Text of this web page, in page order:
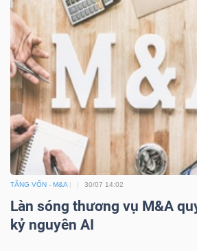
TĂNG VỐN - M&A 30/07 14:02
Làn sóng thương vụ M&A
kỷ nguyên AI
THÔNG
TIN
DỊCH
VỤ
TRUYỀN